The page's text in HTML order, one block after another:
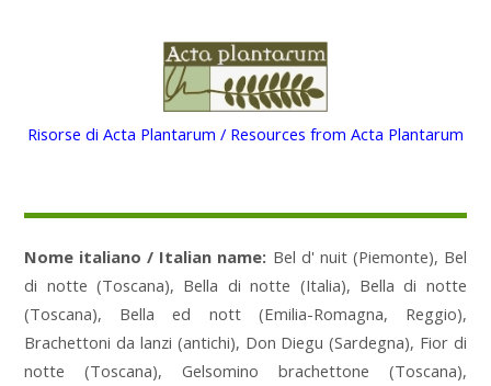
Risorse di Acta Plantarum / Resources from Acta Plantarum
Nome italiano / Italian name: Bel d' nuit (Piemonte), Bel
di notte (Toscana), Bella di notte (Italia), Bella di notte
(Toscana), Bella ed nott (Emilia-Romagna, Reggio),
Brachettoni da lanzi (antichi), Don Diegu (Sardegna), Fior di
notte (Toscana), Gelsomino brachettone (Toscana),